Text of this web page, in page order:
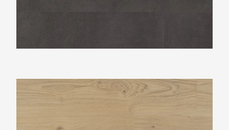
Douwes Dekker Riante plank Panna cotta